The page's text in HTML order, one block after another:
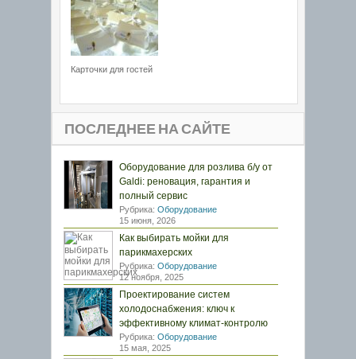
Карточки для гостей
ПОСЛЕДНЕЕ НА САЙТЕ
Оборудование для розлива б/у от
Galdi: реновация, гарантия и
полный сервис
Рубрика: Оборудование
15 июня, 2026
Как выбирать мойки для
парикмахерских
Рубрика: Оборудование
12 ноября, 2025
Проектирование систем
холодоснабжения: ключ к
эффективному климат-контролю
Рубрика: Оборудование
15 мая, 2025